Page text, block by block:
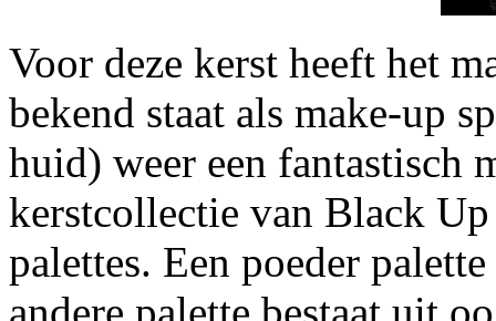
Voor deze kerst heeft het
bekend staat als make-up
huid) weer een fantastisch
kerstcollectie van Black
palettes. Een poeder
andere palette bestaat uit